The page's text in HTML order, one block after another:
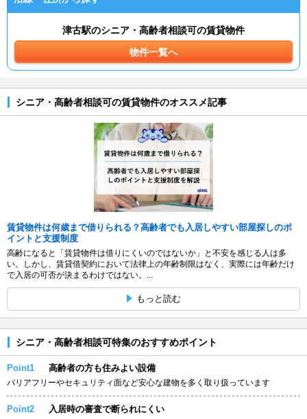
津古駅のシニア・高齢者相談可の賃貸物件
物件一覧へ
シニア・高齢者相談可の賃貸物件のオススメ記事
賃貸物件は何歳まで借りられる？高齢者でも入居しやすい部屋探しのポ
イントと支援制度
高齢になると「賃貸物件は借りにくいのではないか」と不安を感じる人は多
い。しかし、賃貸借契約において法律上の年齢制限はなく、実際には年齢だけ
で入居の可否が決まるわけではない。...
もっと読む
シニア・高齢者相談可特集のおすすめポイント
Point1 高齢者の方も住みよい設備
バリアフリーやセキュリティ面など安心な建物を多く取り扱っています
Point2 入居時の審査で断られにくい